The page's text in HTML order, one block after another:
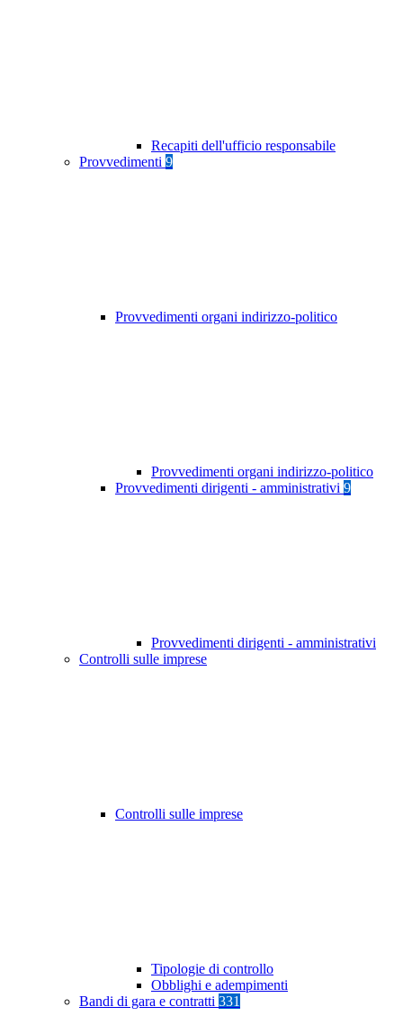
Recapiti dell'ufficio responsabile
Provvedimenti 9
Provvedimenti organi indirizzo-politico
Provvedimenti organi indirizzo-politico
Provvedimenti dirigenti - amministrativi 9
Provvedimenti dirigenti - amministrativi
Controlli sulle imprese
Controlli sulle imprese
Tipologie di controllo
Obblighi e adempimenti
Bandi di gara e contratti 331